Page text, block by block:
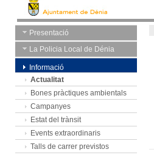
Presentació
La Policia Local de Dénia
Informació
Actualitat
Bones pràctiques ambientals
Campanyes
Estat del trànsit
Events extraordinaris
Talls de carrer previstos